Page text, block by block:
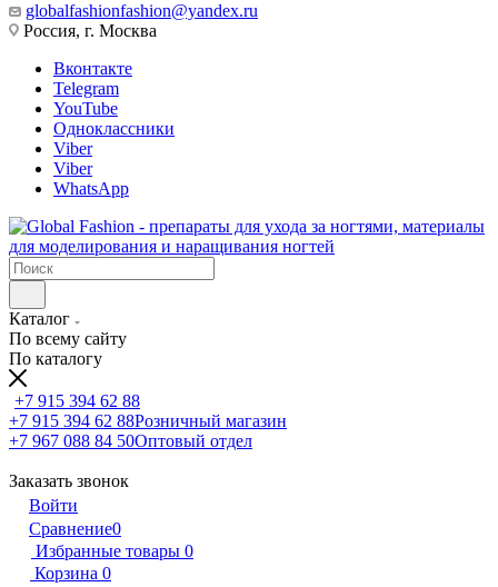
globalfashionfashion@yandex.ru
Россия, г. Москва
Вконтакте
Telegram
YouTube
Одноклассники
Viber
Viber
WhatsApp
Каталог
По всему сайту
По каталогу
+7 915 394 62 88
+7 915 394 62 88Розничный магазин
+7 967 088 84 50Оптовый отдел
Заказать звонок
Войти
Сравнение0
Избранные товары 0
Корзина 0